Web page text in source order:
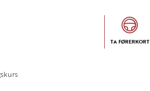
TA FØRERKORT